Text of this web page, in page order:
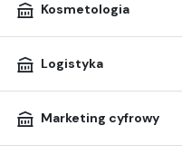
Kosmetologia
Logistyka
Marketing cyfrowy